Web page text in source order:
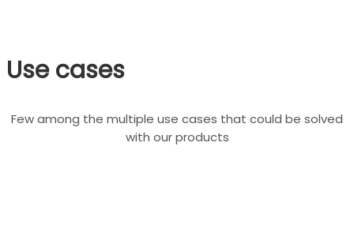
Use cases
Few among the multiple use cases that could be solved
with our products